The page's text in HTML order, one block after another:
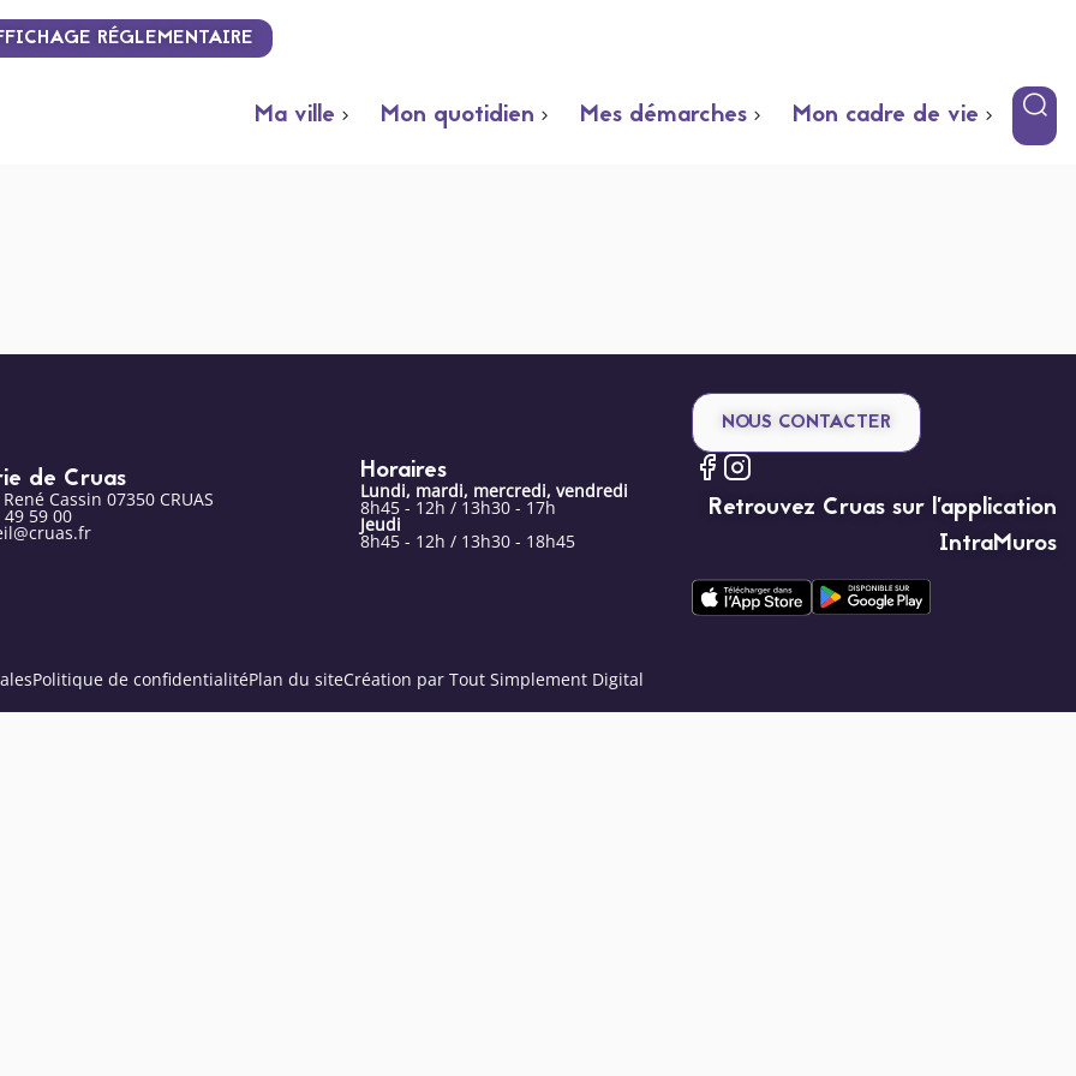
RÉGLEMENTAIRE
Ma ville Mon quotidien Mes démarches Mon cadre de vie
de Cruas
Cassin 07350 CRUAS
49 59 00
Horaires
Lundi, mardi, mercredi, vendredi
8h45 - 12h / 13h30 - 17h
Jeudi
8h45 - 12h / 13h30 - 18h45
NOUS CONTACTER
Retrouvez Cruas sur l’application
IntraMuros
Politique de confidentialitéPlan du siteCréation par Tout Simplement Digital